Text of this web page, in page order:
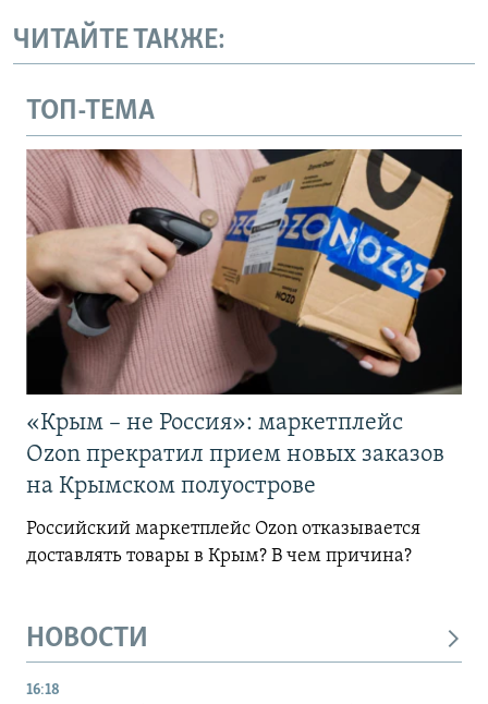
ЧИТАЙТЕ ТАКЖЕ:
ТОП-ТЕМА
«Крым – не Россия»: маркетплейс
Ozon прекратил прием новых заказов
на Крымском полуострове
Российский маркетплейс Ozon отказывается
доставлять товары в Крым? В чем причина?
НОВОСТИ
16:18